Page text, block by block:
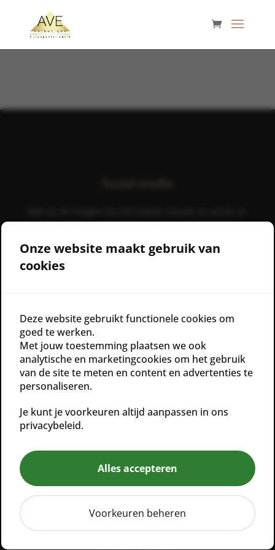
volg ons op jouw favoriete social media kanaal!
Handige links
Nimue producten
Eminence producten
Alle producten
Privacy verklaring
Algemene informatie
Onze website maakt gebruik van
cookies
Deze website gebruikt functionele cookies om
goed te werken.
Met jouw toestemming plaatsen we ook
analytische en marketingcookies om het gebruik
van de site te meten en content en advertenties te
personaliseren.
Je kunt je voorkeuren altijd aanpassen in ons
privacybeleid.
Alles accepteren
Voorkeuren beheren